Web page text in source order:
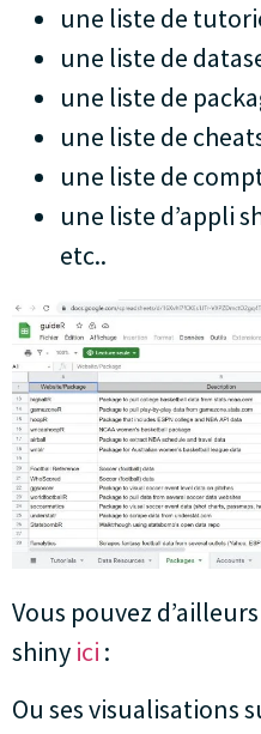
une liste de
une liste de
une liste de
une liste de
une liste de
une liste d’appli
etc..
Vous pouvez
shiny ici :
Ou ses visualisations